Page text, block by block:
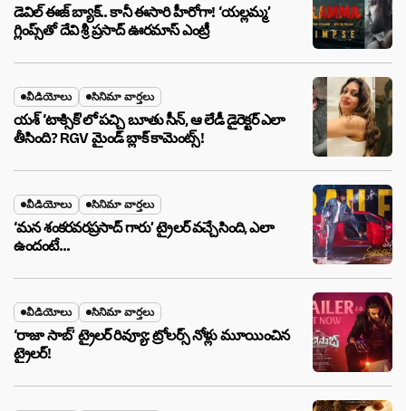
డెవిల్ ఈజ్ బ్యాక్.. కానీ ఈసారి హీరోగా! ‘యల్లమ్మ’
గ్లింప్స్‌తో దేవి శ్రీ ప్రసాద్ ఊరమాస్ ఎంట్రీ
వీడియోలు సినిమా వార్తలు
యశ్ ‘టాక్సిక్’లో పచ్చి బూతు సీన్, ఆ లేడీ డైరెక్టర్ ఎలా
తీసింది? RGV మైండ్ బ్లాక్ కామెంట్స్!
వీడియోలు సినిమా వార్తలు
‘మన శంకరవరప్రసాద్ గారు’ ట్రైలర్ వచ్చేసింది, ఎలా
ఉందంటే…
వీడియోలు సినిమా వార్తలు
‘రాజా సాబ్’ ట్రైలర్ రివ్యూ: ట్రోలర్స్ నోళ్లు మూయించిన
ట్రైలర్!